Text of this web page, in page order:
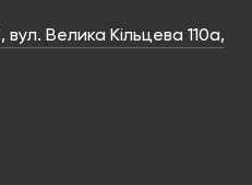
Велика Кільцева 110а,